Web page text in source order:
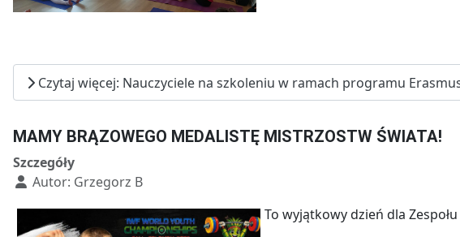
Czytaj więcej: Nauczyciele na szkoleniu w ramach programu
MAMY BRĄZOWEGO MEDALISTĘ MISTRZOSTW ŚWIATA!
Szczegóły
Autor: Grzegorz B
To wyjątkowy dzień dla